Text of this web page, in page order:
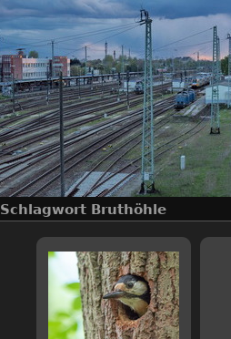
Schlagwort Bruthöhle